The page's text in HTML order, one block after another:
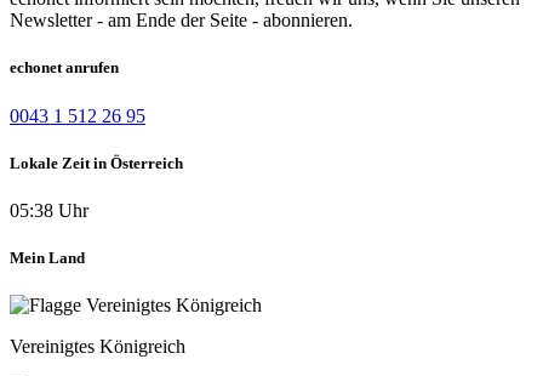
Newsletter - am Ende der Seite - abonnieren.
echonet anrufen
0043 1 512 26 95
Lokale Zeit in Österreich
05:38 Uhr
Mein Land
Vereinigtes Königreich